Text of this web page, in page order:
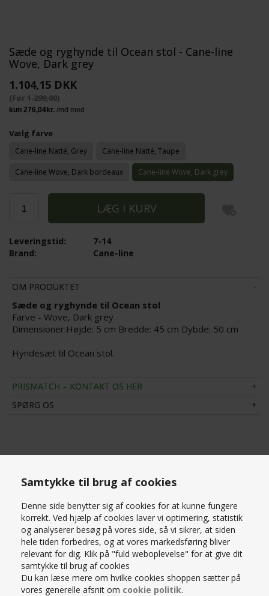
Samtykke til brug af cookies
Denne side benytter sig af cookies for at kunne fungere
korrekt. Ved hjælp af cookies laver vi optimering, statistik
og analyserer besøg på vores side, så vi sikrer, at siden
hele tiden forbedres, og at vores markedsføring bliver
relevant for dig. Klik på "fuld weboplevelse" for at give dit
samtykke til brug af cookies
Du kan læse mere om hvilke cookies shoppen sætter på
vores generelle afsnit om cookie politik.
Sæde og ryghynde til Ocean stol - Cane-line
Wove, Dark grey
1.104,15 DKK
(Før 1.299,00)
Vælg farve
Cane-line Natté, Grey Cane-line Natté, Taupe
Cane-line Wove, Dark bordeaux Cane-line Wove, Dark grey
7-14
Leveringstid:
Cane-line
Brand:
OM PRODUKTET
Sæde og ryghynde til Ocean stol
Farve - Wove, Dark grey
Dimensioner:Højde: 5 cm Bredde: 45 cm Dybde: 50 cm
Hyndesæt til Ocean stol.
PRISMATCH – KONTAKT OS HER
SPØRG OS
RELATEREDE PRODUKTER
SPAR
15%
SPAR
15%